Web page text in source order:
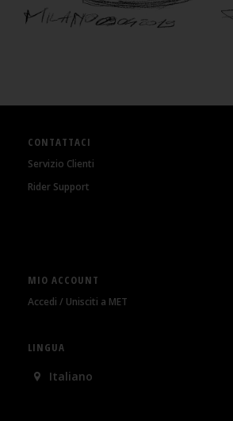
CONTATTACI
Servizio Clienti
Rider Support
MIO ACCOUNT
Accedi / Unisciti a MET
LINGUA
Italiano